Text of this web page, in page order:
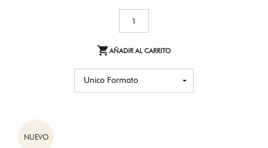
AÑADIR AL CARRITO
NUEVO